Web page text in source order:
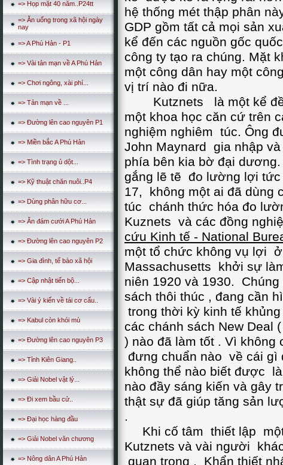
=> Họp mặt 40 năm..P24tt
=> Ăn uống trong xã hội ngày
nay
=> A Phú Hản - P1
=> Vài tản mạn về A Phú Hản
=> Chơi ngông, xài phí...
=> Tản mạn về ...
=> Đường lên cao nguyên P1
=> Miền bắc A Phú Hản
=> Tình trạng ủ dột...
=> Kỹ thuật chăn nuôi..P4
=> Dùng phân hữu cơ...
=> Ăn đám cưới A Phú Hản
=> Đường lên cao nguyên P2
=> Gia đình, tế bào xã hội
=> Cập nhật tiến bộ...
=> Vài ý kiến về tái cơ cấu..
=> Kabul còn khói mù
=> Đường lên cao nguyên P3
=> Tỉnh Kiên Giang..
=> Giải Nobel vật lý...
=> Đi xem bầu cử..
=> Đại học hàng đầu
=> Giải Nobel văn chương
=> Nông dân A Phú Hản
hệ thống mét thập phân
GDP gồm tất cả mọi sản
kể đến các nguồn gốc
công ty tạo ra chúng. Mặt
một công dân hay một
vị trí nào đi nữa.
Kutznets là một kể đề
một khoa học căn cứ trên
nghiệm nghiêm túc. Ông
John Maynard gia nhập
phía bên kia bờ đại
gắng lẽ tẽ đo lường lợi
17, không một ai đã dùng
túc chánh thức hóa đo
Kuznets và các đồng
cứu Kinh tế - National
một tổ chức không vụ lợi
Massachusetts khởi sự
niên 1920 và 1930.
sách thôi thúc , đang cần
trong thời kỳ kinh tế
các chánh sách New Deal
) nào đã làm tốt . Vì
đưng chuẩn nào về cái gì
không thể nào biết được
nào đầy sáng kiến và gây
thật sự đã giúp tăng sản
.
Khi cố tâm thiết lập một
Kutznets và vài người
quan trọng . Khẩn thiết